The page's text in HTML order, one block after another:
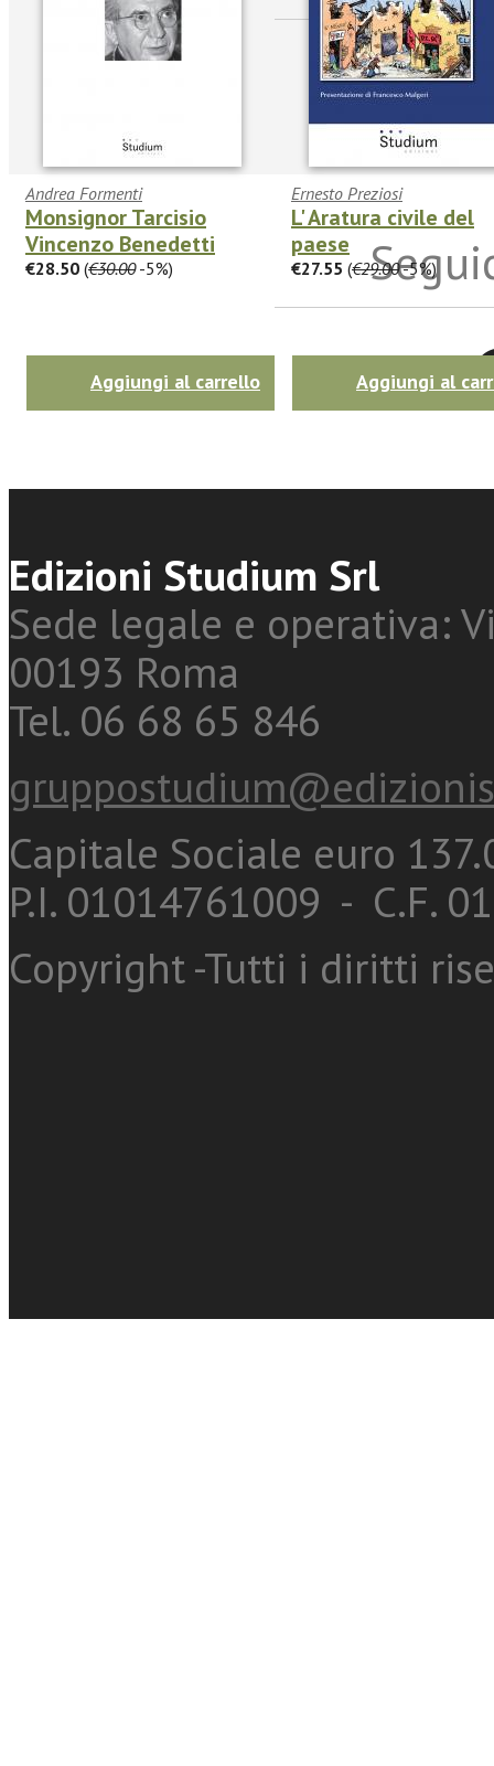
Andrea Formenti
Monsignor Tarcisio
Vincenzo Benedetti
€28.50 (€30.00-5%)
Aggiungi al carrello
Ernesto Preziosi
L' Aratura civile del
paese
€27.55 (€29.00-5%)
Aggiungi al
Twitter
Edizioni Studium Srl
Sede legale e operativa:
00193 Roma
Tel. 06 68 65 846
Capitale Sociale euro
P.I. 01014761009 - C.F.
Copyright -Tutti i diritti